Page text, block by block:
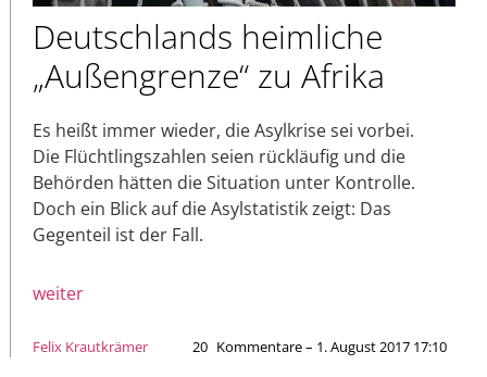
Deutschlands heimliche
„Außengrenze“ zu Afrika
Es heißt immer wieder, die Asylkrise sei vorbei.
Die Flüchtlingszahlen seien rückläufig und die
Behörden hätten die Situation unter Kontrolle.
Doch ein Blick auf die Asylstatistik zeigt: Das
Gegenteil ist der Fall.
weiter
Felix Krautkrämer 20 Kommentare – 1. August 2017 17:10